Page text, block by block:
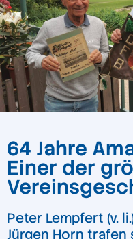
64 Jahre
Einer der
Peter Lempfert (v.
Jürgen Horn trafen